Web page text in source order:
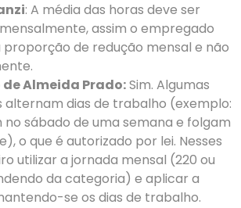
: A média das horas deve ser
assim o empregado
proporção de redução mensal e não
Almeida Prado:Sim. Algumas
alternam dias de trabalho (exemplo:
sábado de uma semana e folgam
o que é autorizado por lei. Nesses
utilizar a jornada mensal (220 ou
da categoria) e aplicar a
se os dias de trabalho.